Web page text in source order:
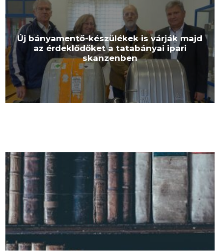
Új bányamentő-készülékek is várják majd
az érdeklődőket a tatabányai ipari
skanzenben